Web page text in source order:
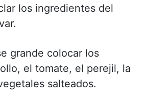
los ingredientes del
grande colocar los
el tomate, el perejil, la
salteados.